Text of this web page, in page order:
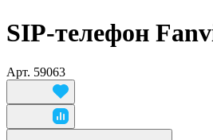
SIP-телефон
Арт. 59063